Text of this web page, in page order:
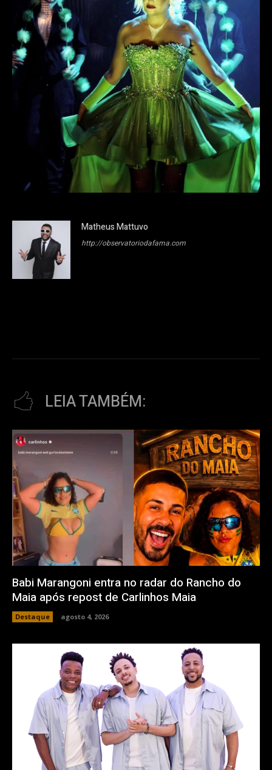
Matheus Mattuvo
http://observatoriodafama.com
LEIA TAMBÉM:
Babi Marangoni entra no radar do Rancho do
Maia após repost de Carlinhos Maia
Destaque agosto 4, 2026